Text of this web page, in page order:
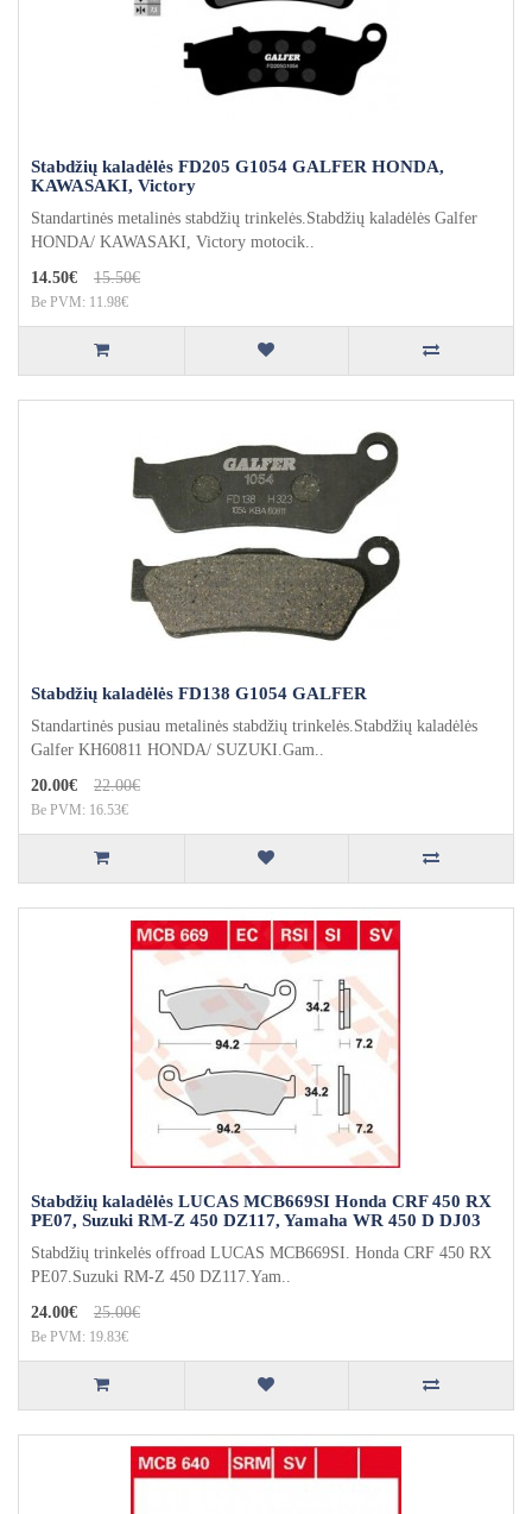
Stabdžių kaladėlės FD205 G1054 GALFER HONDA,
KAWASAKI, Victory
Standartinės metalinės stabdžių trinkelės.Stabdžių kaladėlės Galfer
HONDA/ KAWASAKI, Victory motocik..
14.50€
15.50€
Be PVM: 11.98€
Stabdžių kaladėlės FD138 G1054 GALFER
Standartinės pusiau metalinės stabdžių trinkelės.Stabdžių kaladėlės
Galfer KH60811 HONDA/ SUZUKI.Gam..
20.00€
22.00€
Be PVM: 16.53€
Stabdžių kaladėlės LUCAS MCB669SI Honda CRF 450 RX
PE07, Suzuki RM-Z 450 DZ117, Yamaha WR 450 D DJ03
Stabdžių trinkelės offroad LUCAS MCB669SI. Honda CRF 450 RX
PE07.Suzuki RM-Z 450 DZ117.Yam..
24.00€
25.00€
Be PVM: 19.83€